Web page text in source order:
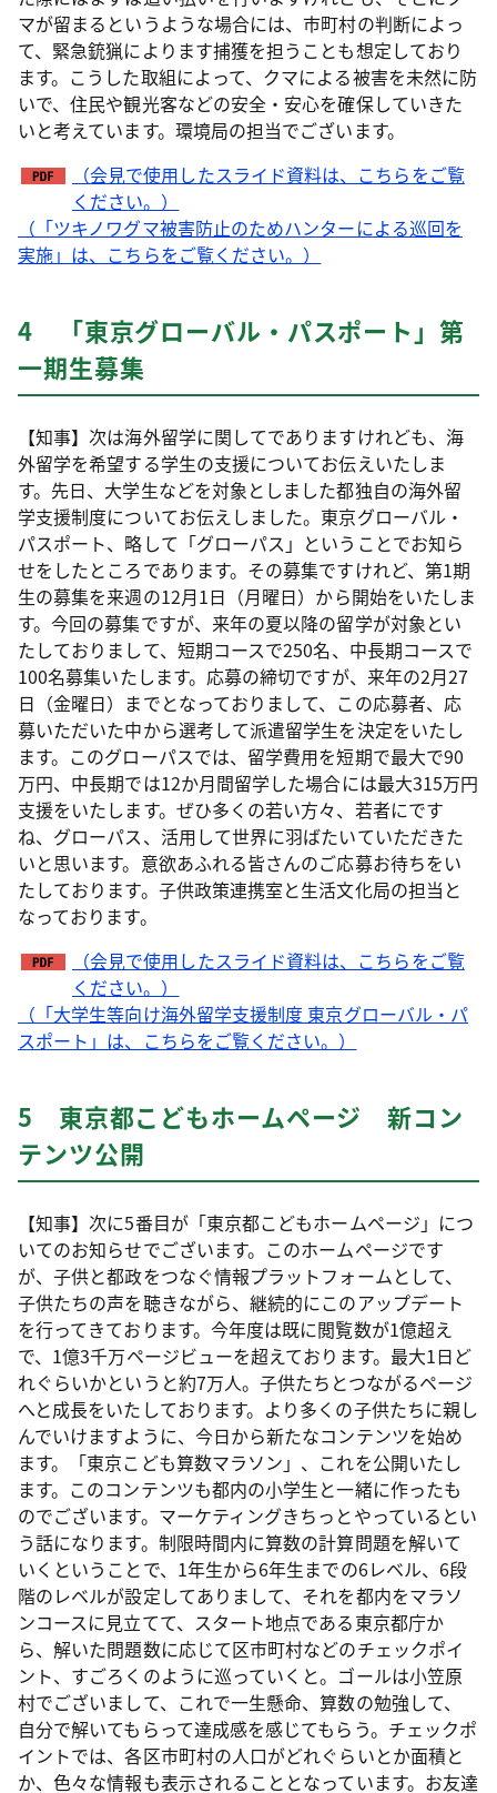
マが留まるというような場合には、市町村の判断によっ
て、緊急銃猟によります捕獲を担うことも想定しており
ます。こうした取組によって、クマによる被害を未然に防
いで、住民や観光客などの安全・安心を確保していきた
いと考えています。環境局の担当でございます。
（会見で使用したスライド資料は、こちらをご覧
ください。）
（「ツキノワグマ被害防止のためハンターによる巡回を
実施」は、こちらをご覧ください。）
4 「東京グローバル・パスポート」第
一期生募集
【知事】次は海外留学に関してでありますけれども、海
外留学を希望する学生の支援についてお伝えいたしま
す。先日、大学生などを対象としました都独自の海外留
学支援制度についてお伝えしました。東京グローバル・
パスポート、略して「グローパス」ということでお知ら
せをしたところであります。その募集ですけれど、第1期
生の募集を来週の12月1日（月曜日）から開始をいたしま
す。今回の募集ですが、来年の夏以降の留学が対象とい
たしておりまして、短期コースで250名、中長期コースで
100名募集いたします。応募の締切ですが、来年の2月27
日（金曜日）までとなっておりまして、この応募者、応
募いただいた中から選考して派遣留学生を決定をいたし
ます。このグローパスでは、留学費用を短期で最大で90
万円、中長期では12か月間留学した場合には最大315万円
支援をいたします。ぜひ多くの若い方々、若者にです
ね、グローパス、活用して世界に羽ばたいていただきた
いと思います。意欲あふれる皆さんのご応募お待ちをい
たしております。子供政策連携室と生活文化局の担当と
なっております。
（会見で使用したスライド資料は、こちらをご覧
ください。）
（「大学生等向け海外留学支援制度 東京グローバル・パ
スポート」は、こちらをご覧ください。）
5 東京都こどもホームページ 新コン
テンツ公開
【知事】次に5番目が「東京都こどもホームページ」につ
いてのお知らせでございます。このホームページです
が、子供と都政をつなぐ情報プラットフォームとして、
子供たちの声を聴きながら、継続的にこのアップデート
を行ってきております。今年度は既に閲覧数が1億超え
で、1億3千万ページビューを超えております。最大1日ど
れぐらいかというと約7万人。子供たちとつながるページ
へと成長をいたしております。より多くの子供たちに親し
んでいけますように、今日から新たなコンテンツを始め
ます。「東京こども算数マラソン」、これを公開いたし
ます。このコンテンツも都内の小学生と一緒に作ったも
のでございます。マーケティングきちっとやっているとい
う話になります。制限時間内に算数の計算問題を解いて
いくということで、1年生から6年生までの6レベル、6段
階のレベルが設定してありまして、それを都内をマラソ
ンコースに見立てて、スタート地点である東京都庁か
ら、解いた問題数に応じて区市町村などのチェックポイ
ント、すごろくのように巡っていくと。ゴールは小笠原
村でございまして、これで一生懸命、算数の勉強して、
自分で解いてもらって達成感を感じてもらう。チェックポ
イントでは、各区市町村の人口がどれぐらいとか面積と
か、色々な情報も表示されることとなっています。お友達